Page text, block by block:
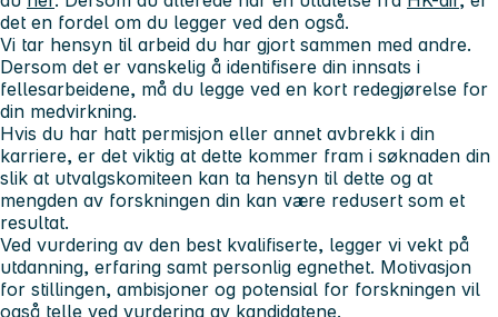
det en fordel om du legger ved den også.
Vi tar hensyn til arbeid du har gjort sammen med andre.
Dersom det er vanskelig å identifisere din innsats i
fellesarbeidene, må du legge ved en kort redegjørelse for
din medvirkning.
Hvis du har hatt permisjon eller annet avbrekk i din
karriere, er det viktig at dette kommer fram i søknaden din
slik at utvalgskomiteen kan ta hensyn til dette og at
mengden av forskningen din kan være redusert som et
resultat.
Ved vurdering av den best kvalifiserte, legger vi vekt på
utdanning, erfaring samt personlig egnethet. Motivasjon
for stillingen, ambisjoner og potensial for forskningen vil
også telle ved vurdering av kandidatene.